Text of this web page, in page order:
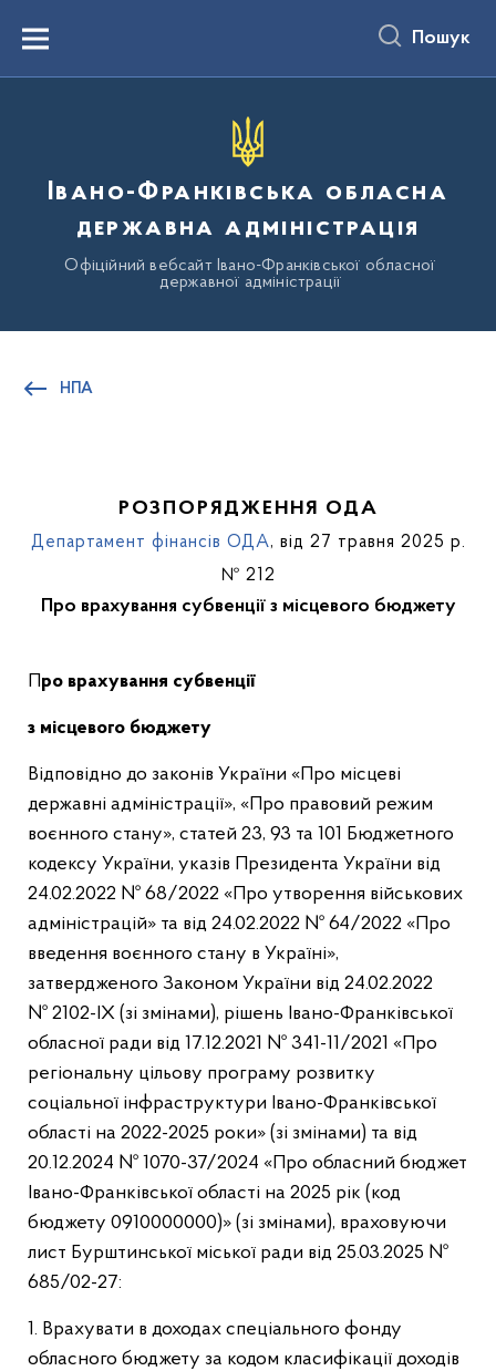
вмістуMenu Пошук
Івано-Франківська обласна
державна адміністрація
Офіційний вебсайт Івано-Франківської обласної
державної адміністрації
НПА
РОЗПОРЯДЖЕННЯ ОДА
Департамент фінансів ОДА, від 27 травня 2025 р.
№ 212
Про врахування субвенції з місцевого бюджету
Про врахування субвенції
з місцевого бюджету
Відповідно до законів України «Про місцеві
державні адміністрації», «Про правовий режим
воєнного стану», статей 23, 93 та 101 Бюджетного
кодексу України, указів Президента України від
24.02.2022 № 68/2022 «Про утворення військових
адміністрацій» та від 24.02.2022 № 64/2022 «Про
введення воєнного стану в Україні»,
затвердженого Законом України від 24.02.2022
№ 2102-IX (зі змінами), рішень Івано-Франківської
обласної ради від 17.12.2021 № 341-11/2021 «Про
регіональну цільову програму розвитку
соціальної інфраструктури Івано-Франківської
області на 2022-2025 роки» (зі змінами) та від
20.12.2024 № 1070-37/2024 «Про обласний бюджет
Івано-Франківської області на 2025 рік (код
бюджету 0910000000)» (зі змінами), враховуючи
лист Бурштинської міської ради від 25.03.2025 №
685/02-27:
1. Врахувати в доходах спеціального фонду
обласного бюджету за кодом класифікації доходів